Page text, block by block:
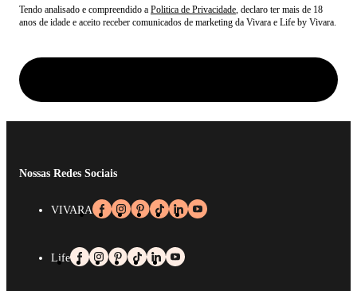
Tendo analisado e compreendido a Politica de Privacidade, declaro ter mais de 18
anos de idade e aceito receber comunicados de marketing da Vivara e Life by Vivara.
Nossas Redes Sociais
VIVARA
Life